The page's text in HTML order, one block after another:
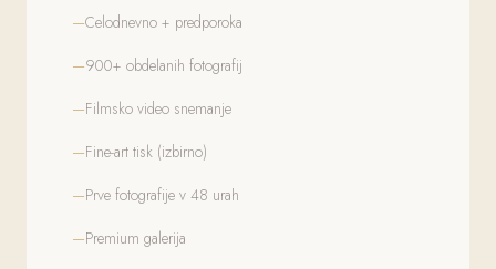
Celodnevno + predporoka
900+ obdelanih fotografij
Filmsko video snemanje
Fine-art tisk (izbirno)
Prve fotografije v 48 urah
Premium galerija